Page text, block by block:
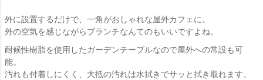
外に設置するだけで、一角がおしゃれな屋外カフェに。
外の空気を感じながらブランチなんてのもいいですよね。
耐候性樹脂を使用したガーデンテーブルなので屋外への常設も可
能。
汚れも付着しにくく、大抵の汚れは水拭きでサッと拭き取れます。